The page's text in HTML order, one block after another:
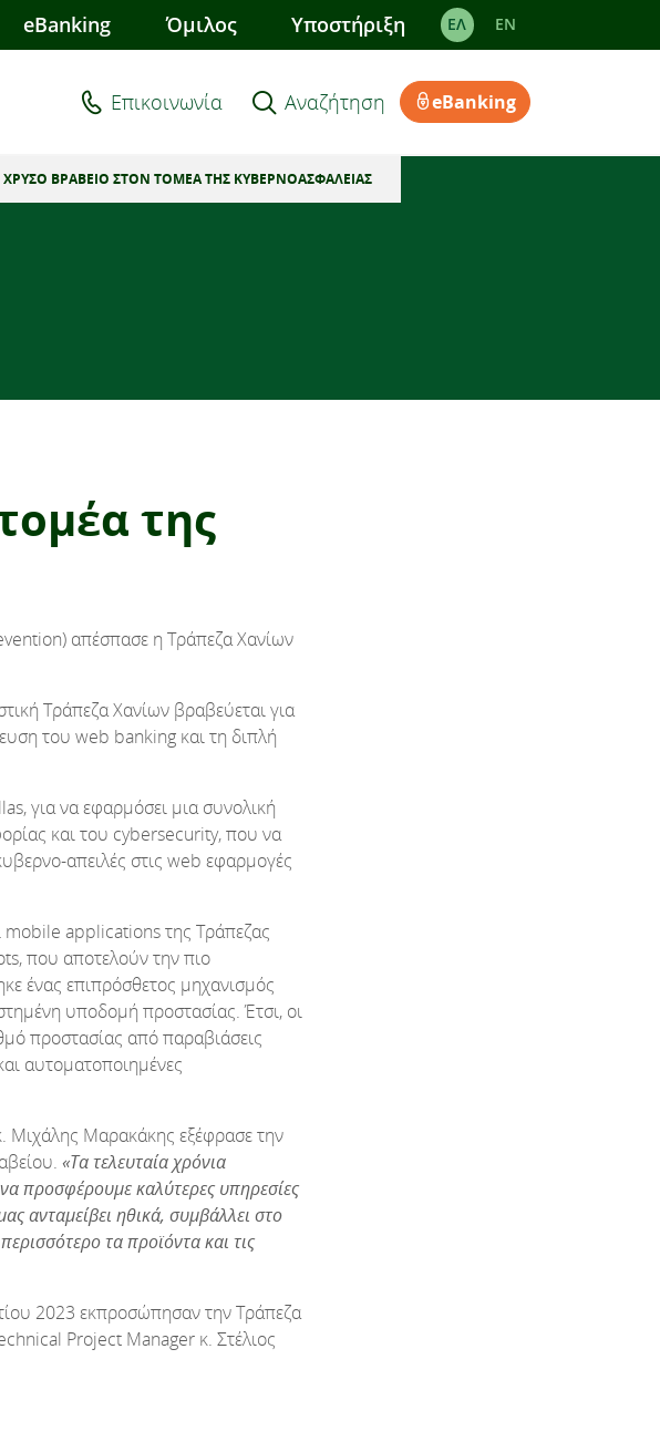
eBanking Όμιλος Υποστήριξη ΕΛ EΝ
Επικοινωνία Αναζήτηση eBanking
ΧΡΥΣΟ ΒΡΑΒΕΙΟ ΣΤΟΝ ΤΟΜΕΑ ΤΗΣ ΚΥΒΕΡΝΟΑΣΦΑΛΕΙΑΣ
της
απέσπασε η Τράπεζα Χανίων
Τράπεζα Χανίων βραβεύεται για
του web banking και τη διπλή
για να εφαρμόσει μια συνολική
και του cybersecurity, που να
απειλές στις web εφαρμογές
mobile applications της Τράπεζας
που αποτελούν την πιο
ένας επιπρόσθετος μηχανισμός
υποδομή προστασίας. Έτσι, οι
προστασίας από παραβιάσεις
αυτοματοποιημένες
Μιχάλης Μαρακάκης εξέφρασε την
«Τα τελευταία χρόνια
προσφέρουμε καλύτερες υπηρεσίες
ανταμείβει ηθικά, συμβάλλει στο
τα προϊόντα και τις
2023 εκπροσώπησαν την Τράπεζα
Project Manager κ. Στέλιος